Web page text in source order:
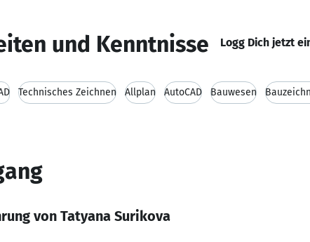
und Kenntnisse Logg Dich jetzt
Technisches Zeichnen Allplan AutoCAD Bauwesen
von Tatyana Surikova